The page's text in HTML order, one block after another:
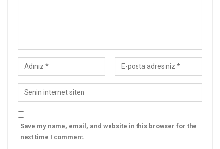
Save my name, email, and website in this browser for the
next time I comment.